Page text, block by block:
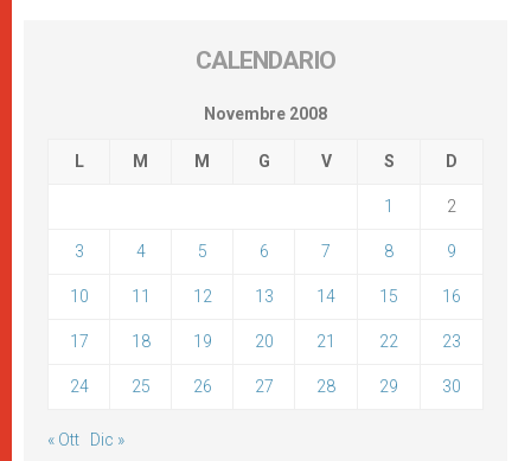
CALENDARIO
Novembre 2008
L M M G V S D
1 2
3 4 5 6 7 8 9
10 11 12 13 14 15 16
17 18 19 20 21 22 23
24 25 26 27 28 29 30
« Ott Dic »